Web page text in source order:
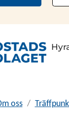
oss